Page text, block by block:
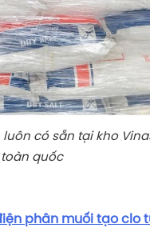
luôn có sẵn tại kho
toàn quốc
phân muối tạo clo